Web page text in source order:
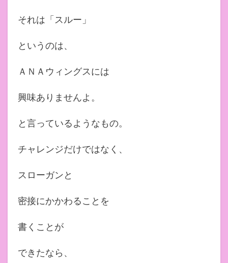
それは「スルー」
というのは、
ＡＮＡウィングスには
興味ありませんよ。
と言っているようなもの。
チャレンジだけではなく、
スローガンと
密接にかかわることを
書くことが
できたなら、